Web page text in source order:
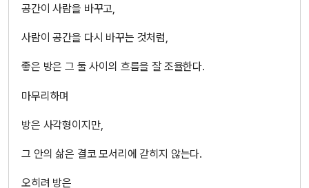
공간이 사람을 바꾸고,
사람이 공간을 다시 바꾸는 것처럼,
좋은 방은 그 둘 사이의 흐름을 잘 조율한다.
마무리하며
방은 사각형이지만,
그 안의 삶은 결코 모서리에 갇히지 않는다.
오히려 방은